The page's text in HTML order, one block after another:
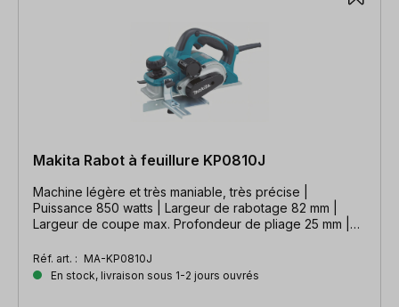
Makita Rabot à feuillure KP0810J
Machine légère et très maniable, très précise |
Puissance 850 watts | Largeur de rabotage 82 mm |
Largeur de coupe max. Profondeur de pliage 25 mm |
Réf. art. : MA-KP0810J
En stock, livraison sous 1-2 jours ouvrés